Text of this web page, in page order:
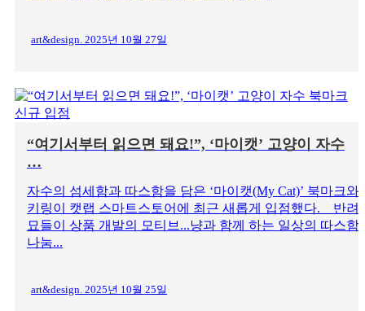
art&design. 2025년 10월 27일
“여기서부터 읽으면 돼요!”, ‘마이캣’ 고양이 자수
…
자수의 섬세함과 따스함을 담은 ‘마이캣(My Cat)’ 북마크와
키링이 캣랩 스마트스토어에 최근 새롭게 입점했다. 반려
묘들이 상품 개발의 모티브...냥과 함께 하는 일상의 따스함
나눔...
art&design. 2025년 10월 25일